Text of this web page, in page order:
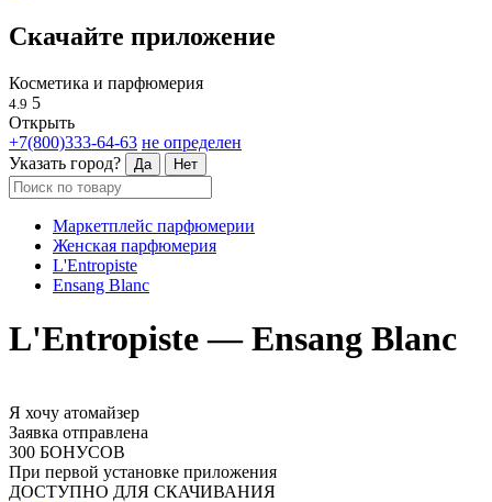
Скачайте приложение
Косметика и парфюмерия
4.9 5
Открыть
+7(800)333-64-63 не определен
Указать город?
Да Нет
Маркетплейс парфюмерии
Женская парфюмерия
L'Entropiste
Ensang Blanc
L'Entropiste — Ensang Blanc
Я хочу атомайзер
Заявка отправлена
300 БОНУСОВ
При первой установке приложения
ДОСТУПНО ДЛЯ СКАЧИВАНИЯ